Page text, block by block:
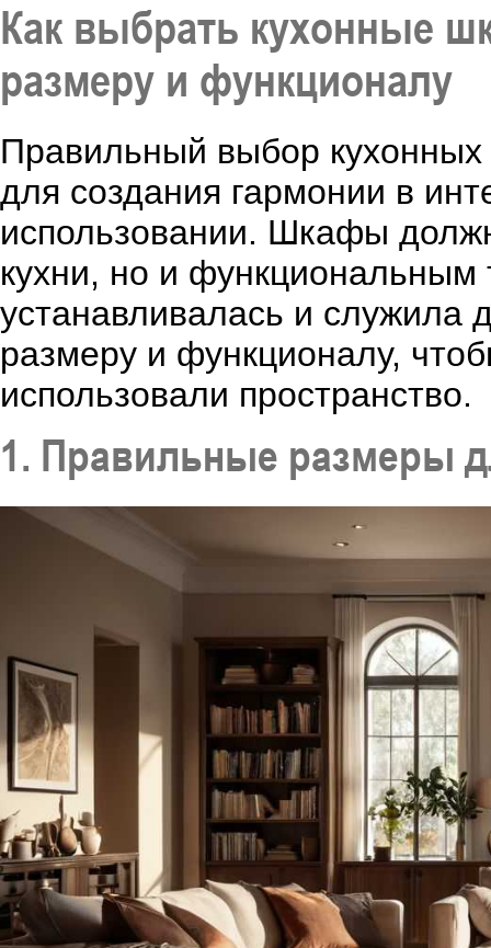
Как выбрать кухонные
размеру и функционалу
Правильный выбор
для создания гармонии в
использовании. Шкафы
кухни, но и функциональным
устанавливалась и служила
размеру и функционалу,
использовали пространство.
1. Правильные размеры